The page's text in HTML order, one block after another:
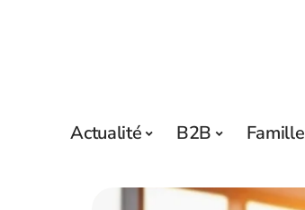
Actualité B2B Famille